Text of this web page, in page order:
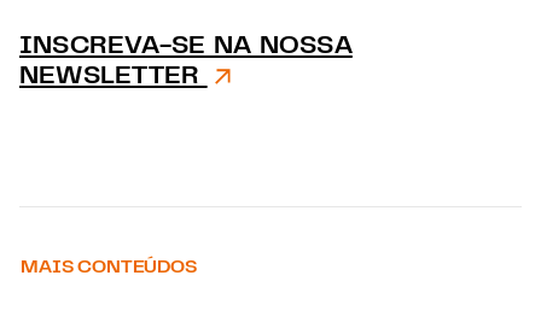
INSCREVA-SE NA NOSSA
NEWSLETTER
MAIS CONTEÚDOS